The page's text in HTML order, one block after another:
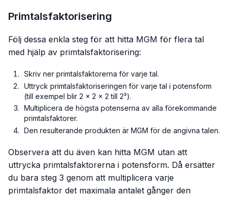
Primtalsfaktorisering
Följ dessa enkla steg för att hitta MGM för flera tal
med hjälp av primtalsfaktorisering:
Skriv ner primtalsfaktorerna för varje tal.
Uttryck primtalsfaktoriseringen för varje tal i potensform
(till exempel blir 2 × 2 × 2 till 2³).
Multiplicera de högsta potenserna av alla förekommande
primtalsfaktorer.
Den resulterande produkten är MGM för de angivna talen.
Observera att du även kan hitta MGM utan att
uttrycka primtalsfaktorerna i potensform. Då ersätter
du bara steg 3 genom att multiplicera varje
primtalsfaktor det maximala antalet gånger den